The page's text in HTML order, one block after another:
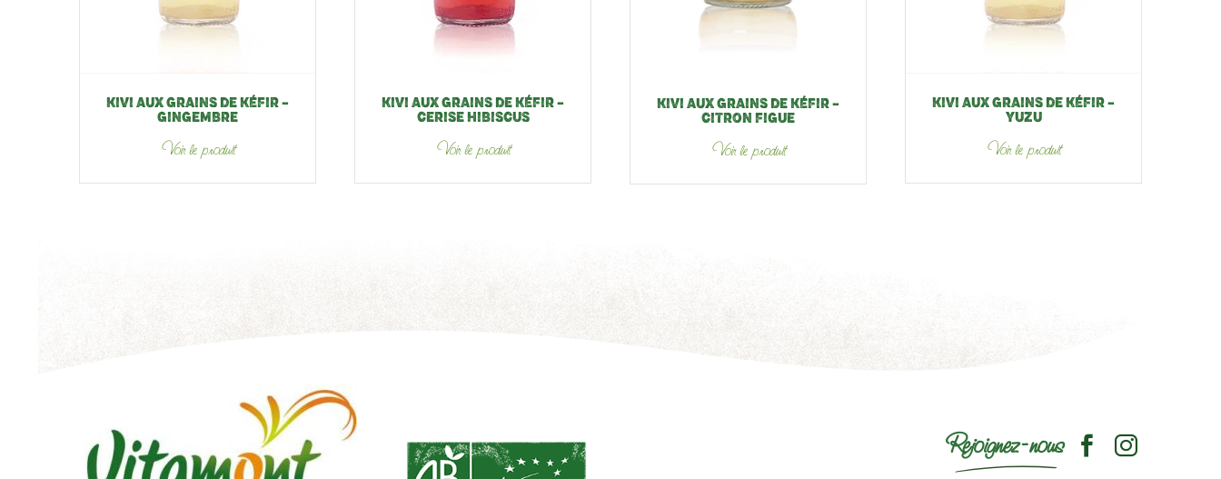
KIVI AUX GRAINS DE KÉFIR –
GINGEMBRE
Voir le produit
KIVI AUX GRAINS DE KÉFIR –
CERISE HIBISCUS
Voir le produit
KIVI AUX GRAINS DE KÉFIR –
CITRON FIGUE
Voir le produit
KIVI AUX GRAINS DE KÉFIR –
YUZU
Voir le produit
Rejoignez-nous